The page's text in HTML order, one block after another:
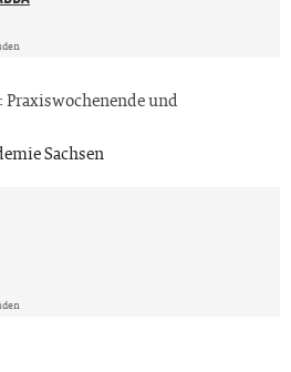
:Praxiswochenende und
Sachsen